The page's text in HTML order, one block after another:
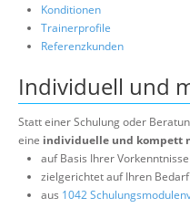
Konditionen
Trainerprofile
Referenzkunden
Individuell und
Statt einer Schulung oder
eine individuelle und kompett
auf Basis Ihrer Vorkenntnisse
zielgerichtet auf Ihren Bedarf
aus 1042